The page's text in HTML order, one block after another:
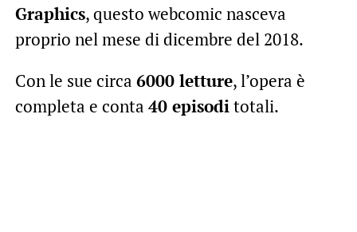
Graphics, questo webcomic nasceva
proprio nel mese di dicembre del 2018.
Con le sue circa 6000 letture, l’opera è
completa e conta 40 episoditotali.